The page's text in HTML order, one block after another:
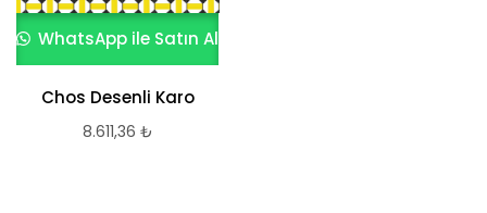
WhatsApp ile Satın Al
Chos Desenli Karo
8.611,36 ₺